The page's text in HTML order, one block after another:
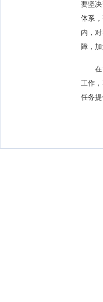
要坚
体系
内，
障，
在“
工作
任务提